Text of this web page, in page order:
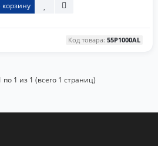
корзину
Код товара: 55P1000AL
по 1 из 1 (всего 1 страниц)